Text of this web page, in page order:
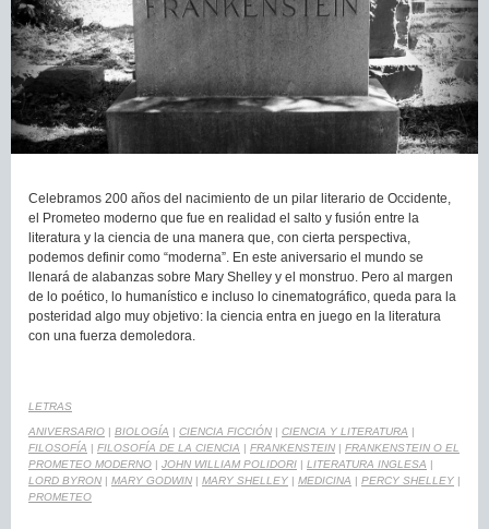
Celebramos 200 años del nacimiento de un pilar literario de Occidente,
el Prometeo moderno que fue en realidad el salto y fusión entre la
literatura y la ciencia de una manera que, con cierta perspectiva,
podemos definir como “moderna”. En este aniversario el mundo se
llenará de alabanzas sobre Mary Shelley y el monstruo. Pero al margen
de lo poético, lo humanístico e incluso lo cinematográfico, queda para la
posteridad algo muy objetivo: la ciencia entra en juego en la literatura
con una fuerza demoledora.
LETRAS
ANIVERSARIO | BIOLOGÍA | CIENCIA FICCIÓN | CIENCIA Y LITERATURA |
FILOSOFÍA | FILOSOFÍA DE LA CIENCIA | FRANKENSTEIN | FRANKENSTEIN O EL
PROMETEO MODERNO | JOHN WILLIAM POLIDORI | LITERATURA INGLESA |
LORD BYRON | MARY GODWIN | MARY SHELLEY | MEDICINA | PERCY SHELLEY |
PROMETEO